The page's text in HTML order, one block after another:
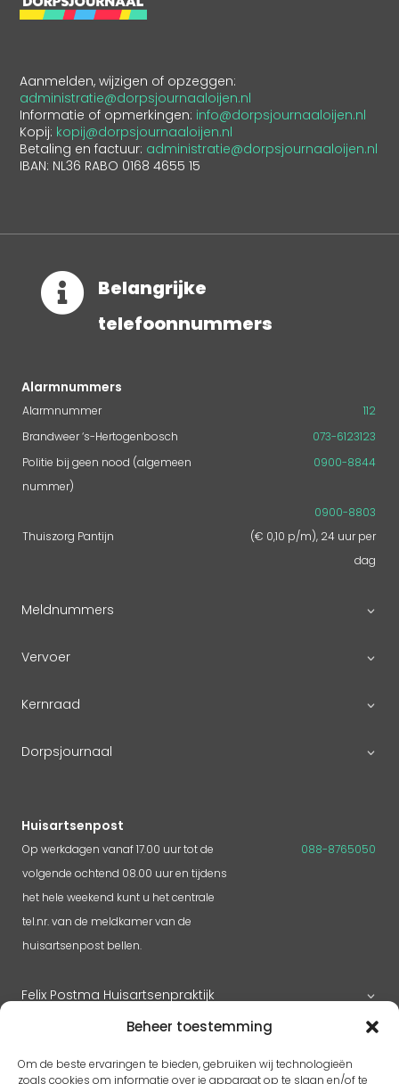
Beheer toestemming
Om de beste ervaringen te bieden, gebruiken wij technologieën
zoals cookies om informatie over je apparaat op te slaan en/of te
Aanmelden, wijzigen of opzeggen:
administratie@dorpsjournaaloijen.nl
Informatie of opmerkingen: info@dorpsjournaaloijen.nl
Kopij: kopij@dorpsjournaaloijen.nl
Betaling en factuur: administratie@dorpsjournaaloijen.nl
IBAN: NL36 RABO 0168 4655 15

Belangrijke
telefoonnummers
Alarmnummers
Alarmnummer
112
Brandweer ‘s-Hertogenbosch
073-6123123
Politie bij geen nood (algemeen
nummer)
0900-8844
Thuiszorg Pantijn
0900-8803
(€ 0,10 p/m), 24 uur per
dag
Meldnummers
Vervoer
Kernraad
Dorpsjournaal
Huisartsenpost
Op werkdagen vanaf 17.00 uur tot de
volgende ochtend 08.00 uur en tijdens
het hele weekend kunt u het centrale
tel.nr. van de meldkamer van de
huisartsenpost bellen.
088-8765050
Felix Postma Huisartsenpraktijk